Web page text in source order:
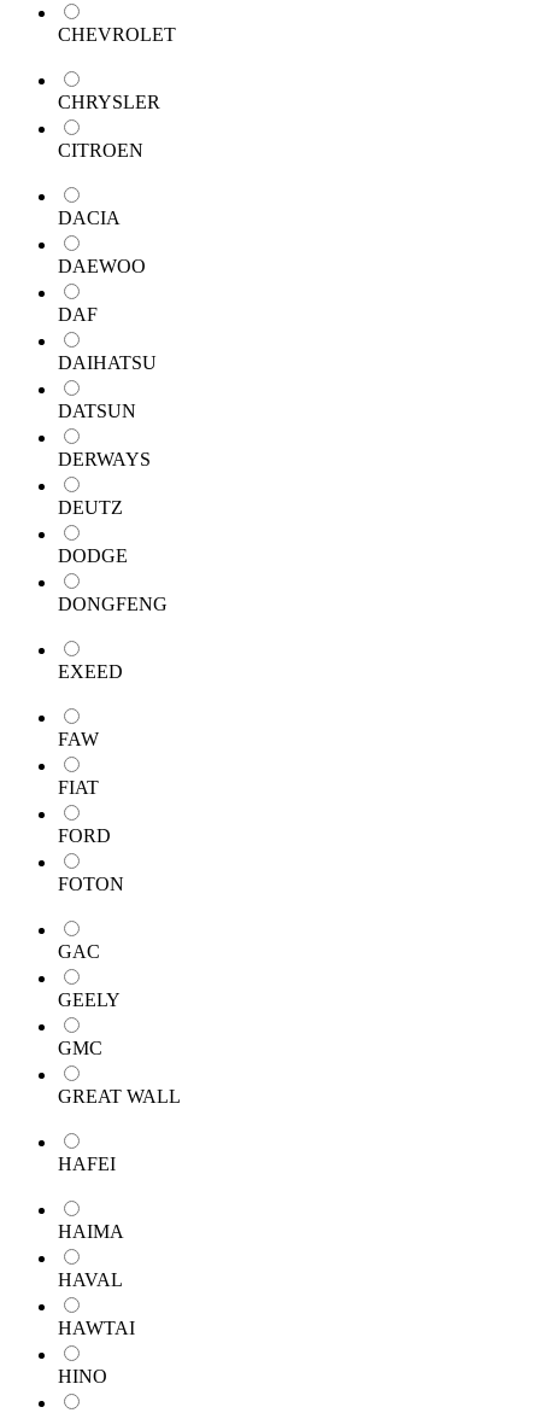
CHEVROLET
CHRYSLER
CITROEN
DACIA
DAEWOO
DAF
DAIHATSU
DATSUN
DERWAYS
DEUTZ
DODGE
DONGFENG
EXEED
FAW
FIAT
FORD
FOTON
GAC
GEELY
GMC
GREAT WALL
HAFEI
HAIMA
HAVAL
HAWTAI
HINO